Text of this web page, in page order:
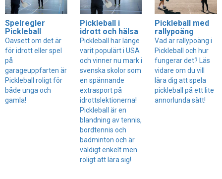
Spelregler
Pickleball
Oavsett om det är
för idrott eller spel
på
garageuppfarten är
Pickleball roligt för
både unga och
gamla!
Pickleball i
idrott och hälsa
Pickleball har länge
varit populärt i USA
och vinner nu mark i
svenska skolor som
en spännande
extrasport på
idrottslektionerna!
Pickleball är en
blandning av tennis,
bordtennis och
badminton och är
väldigt enkelt men
roligt att lära sig!
Pickleball med
rallypoäng
Vad är rallypoäng i
Pickleball och hur
fungerar det? Läs
vidare om du vill
lära dig att spela
pickleball på ett lite
annorlunda sätt!